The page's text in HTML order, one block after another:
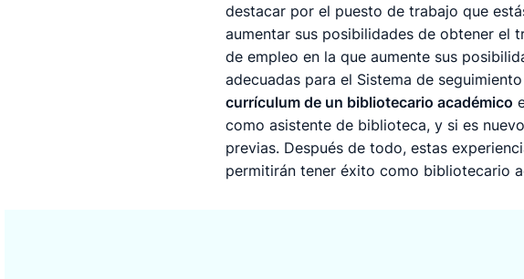
destacar por el puesto de trabajo que
aumentar sus posibilidades de obtener el
de empleo en la que aumente sus
adecuadas para el Sistema de
currículum de un bibliotecario académico
como asistente de biblioteca, y si es
previas. Después de todo, estas
permitirán tener éxito como bibliotecario